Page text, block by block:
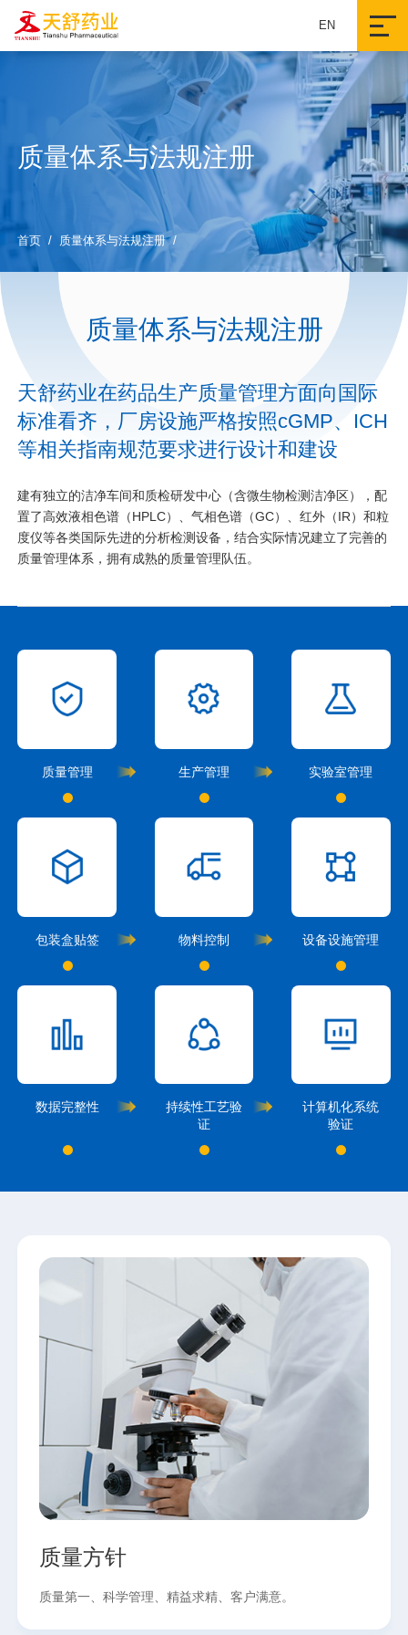
EN
质量体系与法规注册
首页 / 质量体系与法规注册 /
质量体系与法规注册
天舒药业在药品生产质量管理方面向国际
标准看齐，厂房设施严格按照cGMP、ICH
等相关指南规范要求进行设计和建设
建有独立的洁净车间和质检研发中心（含微生物检测洁净区），配
置了高效液相色谱（HPLC）、气相色谱（GC）、红外（IR）和粒
度仪等各类国际先进的分析检测设备，结合实际情况建立了完善的
质量管理体系，拥有成熟的质量管理队伍。
质量管理 生产管理 实验室管理
包装盒贴签 物料控制 设备设施管理
数据完整性
持续性工艺验
证
计算机化系统
验证
质量方针
质量第一、科学管理、精益求精、客户满意。